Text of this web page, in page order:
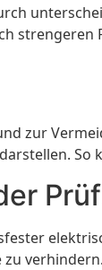
zur